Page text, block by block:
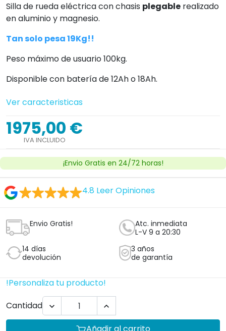
Silla de rueda eléctrica con chasis plegable realizado
en aluminio y magnesio.
Tan solo pesa 19Kg!!
Peso máximo de usuario 100kg.
Disponible con batería de 12Ah o 18Ah.
Ver caracteristicas
1975,00 €
IVA INCLUIDO
¡Envio Gratis en 24/72 horas!
4.8 Leer Opiniones
Envio Gratis!
Atc. inmediata
L-V 9 a 20:30
14 días
devolución
3 años
de garantía
!Personaliza tu producto!
Cantidad
 